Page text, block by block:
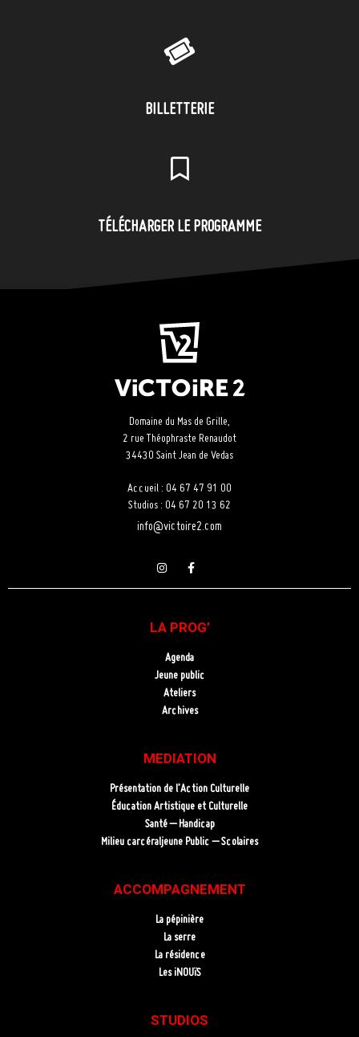
BILLETTERIE
TÉLÉCHARGER LE PROGRAMME
Domaine du Mas de Grille,
2 rue Théophraste Renaudot
34430 Saint Jean de Vedas
Accueil : 04 67 47 91 00
Studios : 04 67 20 13 62
info@victoire2.com
LA PROG’
Agenda
Jeune public
Ateliers
Archives
MEDIATION
Présentation de l’Action Culturelle
Éducation Artistique et Culturelle
Santé – Handicap
Milieu carcéraljeune Public – Scolaires
ACCOMPAGNEMENT
La pépinière
La serre
La résidence
Les iNOUïS
STUDIOS